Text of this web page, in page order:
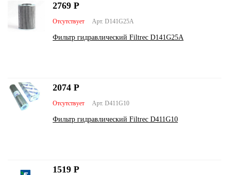
Арт. D141G25A
Отсутствует
Фильтр гидравлический Filtrec D141G25A
2769 Р
Арт. D411G10
Отсутствует
Фильтр гидравлический Filtrec D411G10
2074 Р
1519 Р